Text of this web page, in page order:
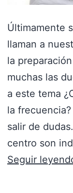
Últimamente
llaman a
la
muchas las
a este tema
la
salir de
centro son
Seguir